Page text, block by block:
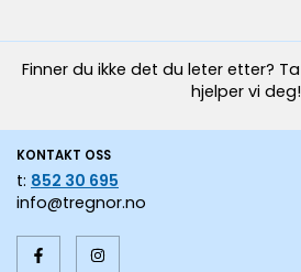
Finner du ikke det du leter etter? Ta
hjelper vi deg!
KONTAKT OSS
t: 852 30 695
info@tregnor.no